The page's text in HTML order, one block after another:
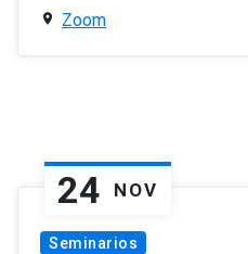
Zoom
24 NOV
Seminarios